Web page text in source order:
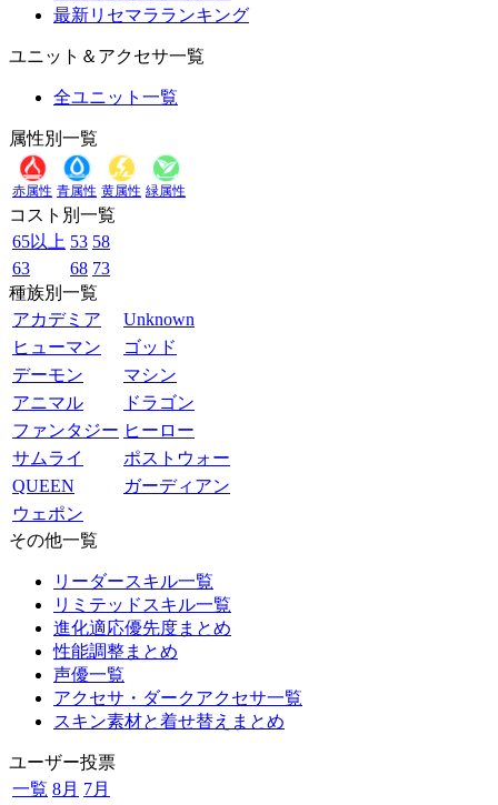
最新リセマラランキング
ユニット＆アクセサ一覧
全ユニット一覧
属性別一覧
赤属性 青属性 黄属性 緑属性
コスト別一覧
65以上 53 58
63
68 73
種族別一覧
アカデミア
Unknown
ヒューマン
ゴッド
デーモン
マシン
アニマル
ドラゴン
ファンタジー ヒーロー
サムライ
ポストウォー
QUEEN
ガーディアン
ウェポン
その他一覧
リーダースキル一覧
リミテッドスキル一覧
進化適応優先度まとめ
性能調整まとめ
声優一覧
アクセサ・ダークアクセサ一覧
スキン素材と着せ替えまとめ
ユーザー投票
一覧 8月 7月